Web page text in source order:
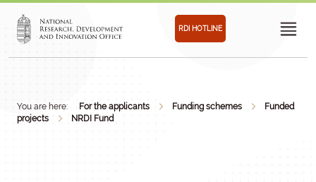
RDI HOTLINE
You are here: For the applicants Funding schemes
Funded
projects
NRDI Fund